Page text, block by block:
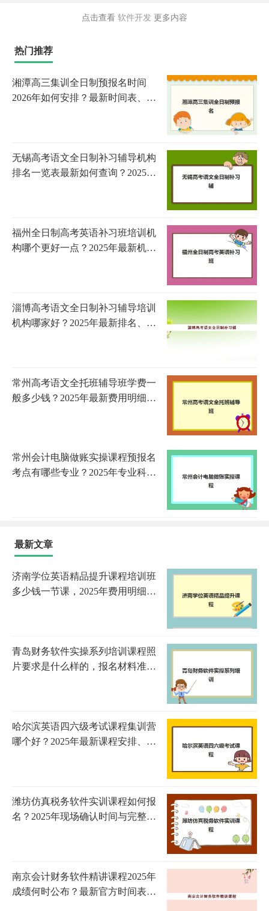
点击查看 软件开发 更多内容
热门推荐
湘潭高三集训全日制预报名时间
2026年如何安排？最新时间表、报
无锡高考语文全日制补习辅导机构
排名一览表最新如何查询？2025年
福州全日制高考英语补习班培训机
构哪个更好一点？2025年最新机构
淄博高考语文全日制补习辅导培训
机构哪家好？2025年最新排名、择
常州高考语文全托班辅导班学费一
般多少钱？2025年最新费用明细、
常州会计电脑做账实操课程预报名
考点有哪些专业？2025年专业科目
最新文章
济南学位英语精品提升课程培训班
多少钱一节课，2025年费用明细与
青岛财务软件实操系列培训课程照
片要求是什么样的，报名材料准备
哈尔滨英语四六级考试课程集训营
哪个好？2025年最新课程安排、师
潍坊仿真税务软件实训课程如何报
名？2025年现场确认时间与完整流
南京会计财务软件精讲课程2025年
成绩何时公布？最新官方时间表、